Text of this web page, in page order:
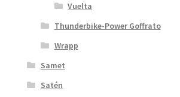
Vuelta
Thunderbike-Power Goffrato
Wrapp
Samet
Satén